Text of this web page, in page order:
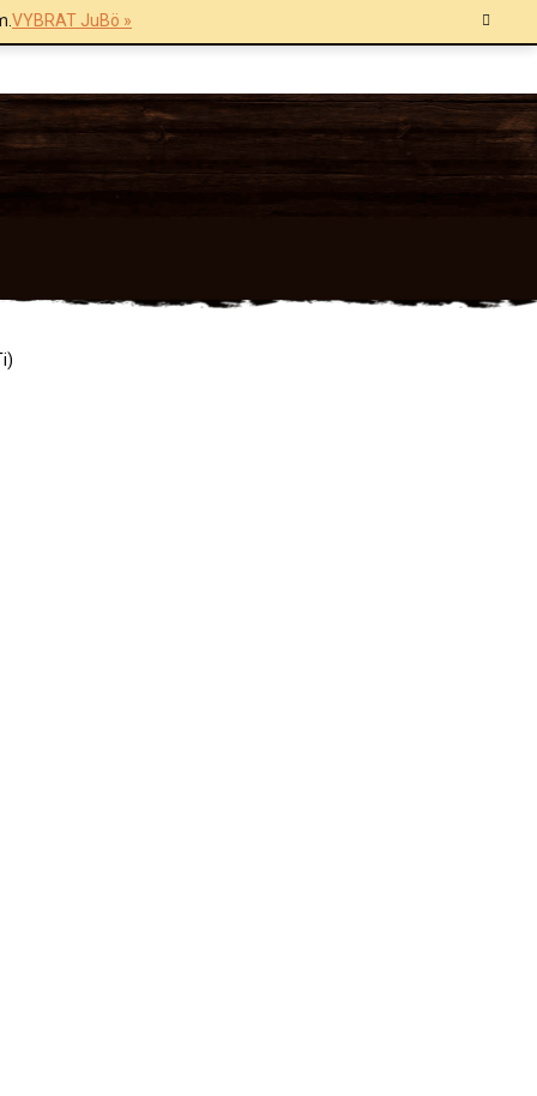
VYBRAT JuBö »